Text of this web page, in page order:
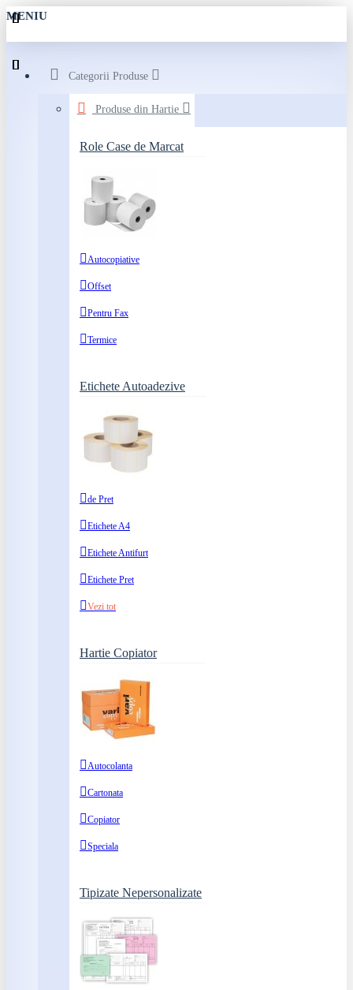
MENIU
Categorii Produse
Produse din Hartie
Role Case de Marcat
Autocopiative
Offset
Pentru Fax
Termice
Etichete Autoadezive
de Pret
Etichete A4
Etichete Antifurt
Etichete Pret
Vezi tot
Hartie Copiator
Autocolanta
Cartonata
Copiator
Speciala
Tipizate Nepersonalizate